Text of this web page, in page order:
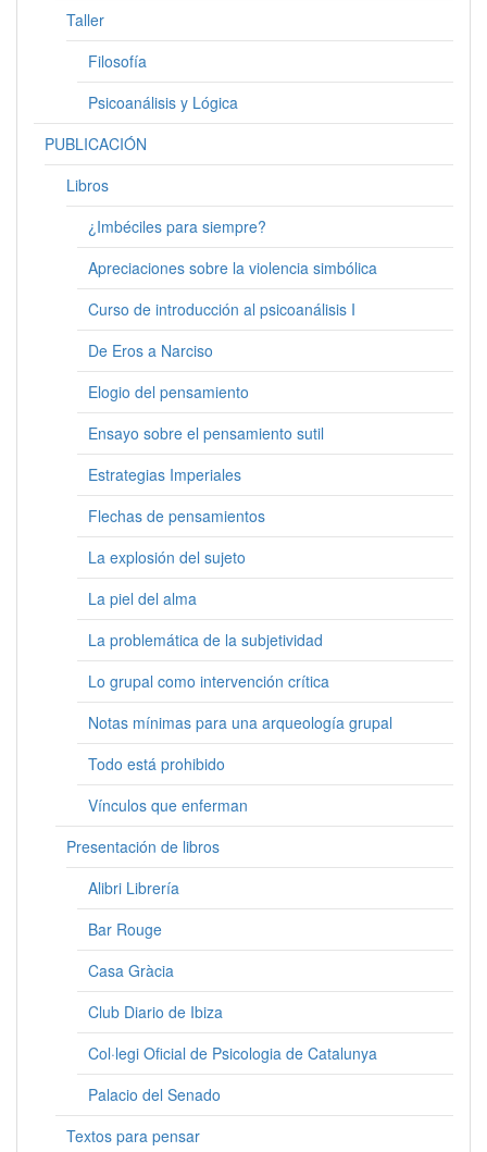
Taller
Filosofía
Psicoanálisis y Lógica
PUBLICACIÓN
Libros
¿Imbéciles para siempre?
Apreciaciones sobre la violencia simbólica
Curso de introducción al psicoanálisis I
De Eros a Narciso
Elogio del pensamiento
Ensayo sobre el pensamiento sutil
Estrategias Imperiales
Flechas de pensamientos
La explosión del sujeto
La piel del alma
La problemática de la subjetividad
Lo grupal como intervención crítica
Notas mínimas para una arqueología grupal
Todo está prohibido
Vínculos que enferman
Presentación de libros
Alibri Librería
Bar Rouge
Casa Gràcia
Club Diario de Ibiza
Col·legi Oficial de Psicologia de Catalunya
Palacio del Senado
Textos para pensar